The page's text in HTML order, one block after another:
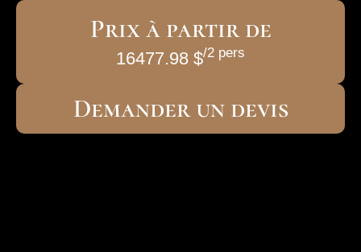
Prix à partir de
16477.98 $/2 pers
Demander un devis